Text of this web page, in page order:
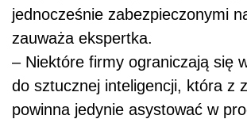
jednocześnie zabezpieczonymi
zauważa ekspertka.
– Niektóre firmy ograniczają się
do sztucznej inteligencji, która z
powinna jedynie asystować w